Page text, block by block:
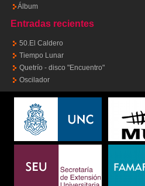
Álbum
Entradas recientes
50.El Caldero
Tiempo Lunar
Quetrío - disco "Encuentro"
Oscilador